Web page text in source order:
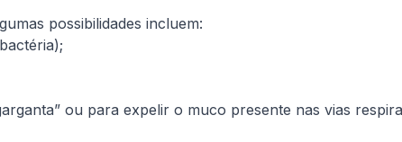
possibilidades incluem:
ou para expelir o muco presente nas vias